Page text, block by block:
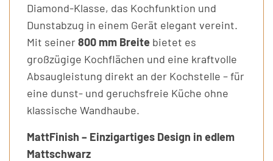
Diamond-Klasse, das Kochfunktion und
Dunstabzug in einem Gerät elegant vereint.
Mit seiner800 mm Breite bietet es
großzügige Kochflächen und eine kraftvolle
Absaugleistung direkt an der Kochstelle – für
eine dunst- und geruchsfreie Küche ohne
klassische Wandhaube.
MattFinish – Einzigartiges Design in edlem
Mattschwarz